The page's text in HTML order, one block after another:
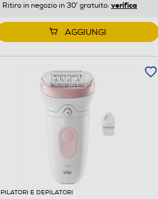
Ritiro in negozio in 30' gratuito: verifica
AGGIUNGI
E DEPILATORI